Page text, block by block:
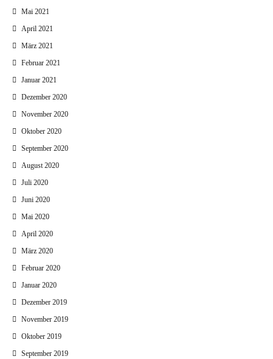
Mai 2021
April 2021
März 2021
Februar 2021
Januar 2021
Dezember 2020
November 2020
Oktober 2020
September 2020
August 2020
Juli 2020
Juni 2020
Mai 2020
April 2020
März 2020
Februar 2020
Januar 2020
Dezember 2019
November 2019
Oktober 2019
September 2019